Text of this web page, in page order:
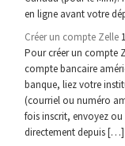
en ligne avant votre
Créer un compte Zelle
Pour créer un compte
compte bancaire
banque, liez votre
(courriel ou numéro
fois inscrit, envoyez ou
directement depuis […]